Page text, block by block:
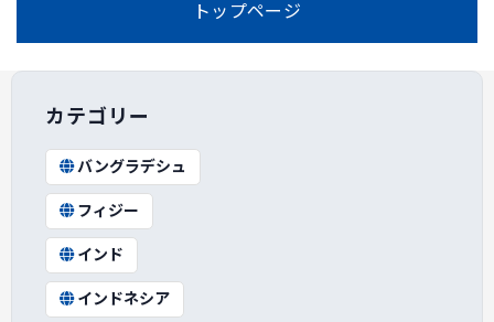
トップページ
カテゴリー
バングラデシュ
フィジー
インド
インドネシア